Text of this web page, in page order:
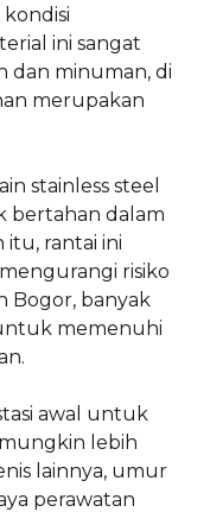
ini sangat
dan minuman, di
merupakan
stainless steel
bertahan dalam
itu, rantai ini
risiko
Bogor, banyak
memenuhi
awal untuk
lebih
lainnya, umur
perawatan